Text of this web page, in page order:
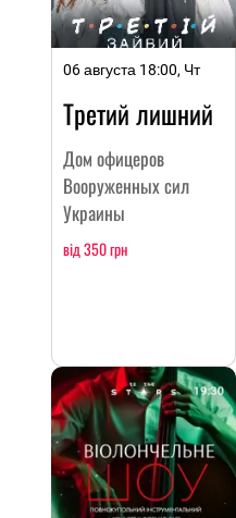
06 августа 18:00, Чт
Третий лишний
Дом офицеров
Вооруженных сил
Украины
від 350 грн